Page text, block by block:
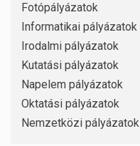
Fotópályázatok
Informatikai pályázatok
Irodalmi pályázatok
Kutatási pályázatok
Napelem pályázatok
Oktatási pályázatok
Nemzetközi pályázatok